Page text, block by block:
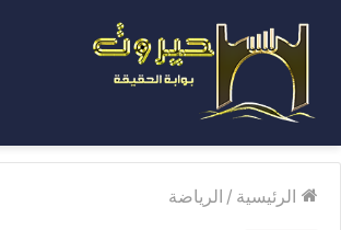
الرئيسية / الرياضة